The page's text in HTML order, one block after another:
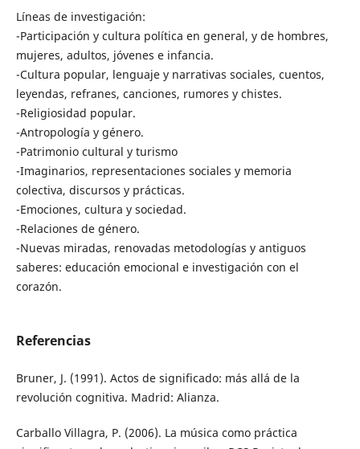
Líneas de investigación:
-Participación y cultura política en general, y de hombres,
mujeres, adultos, jóvenes e infancia.
-Cultura popular, lenguaje y narrativas sociales, cuentos,
leyendas, refranes, canciones, rumores y chistes.
-Religiosidad popular.
-Antropología y género.
-Patrimonio cultural y turismo
-Imaginarios, representaciones sociales y memoria
colectiva, discursos y prácticas.
-Emociones, cultura y sociedad.
-Relaciones de género.
-Nuevas miradas, renovadas metodologías y antiguos
saberes: educación emocional e investigación con el
corazón.
Referencias
Bruner, J. (1991). Actos de significado: más allá de la
revolución cognitiva. Madrid: Alianza.
Carballo Villagra, P. (2006). La música como práctica